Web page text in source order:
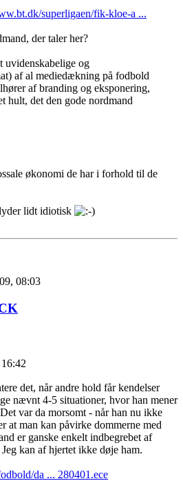
superligaen/fik-kloe-a ...
der taler her?
uvidenskabelige og
af al mediedækning på fodbold
af branding og eksponering,
hult, det den gode nordmand
økonomi de har i forhold til de
lidt idiotisk
08:03
det, når andre hold får kendelser
nævnt 4-5 situationer, hvor han mener
var da morsomt - når han nu ikke
at man kan påvirke dommerne med
er ganske enkelt indbegrebet af
kan af hjertet ikke døje ham.
da ... 280401.ece